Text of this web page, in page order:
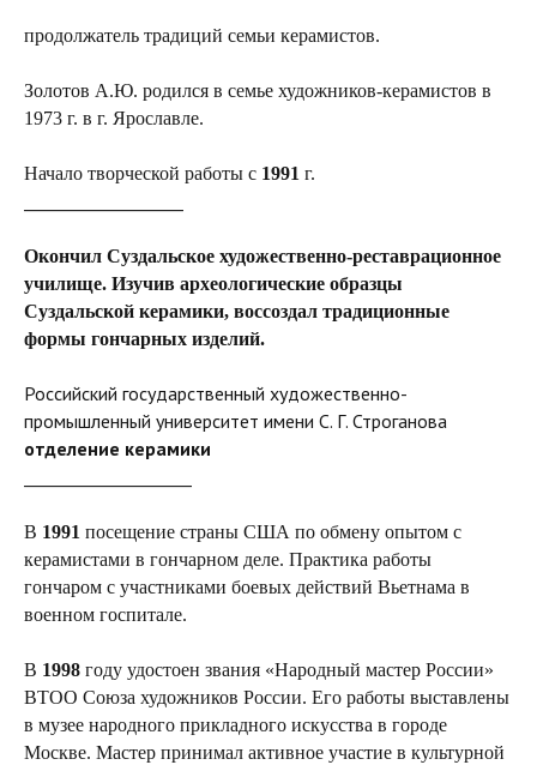
продолжатель традиций семьи керамистов.
Золотов А.Ю. родился в семье художников-керамистов в
1973 г. в г. Ярославле.
Начало творческой работы с 1991 г.
Окончил Суздальское художественно-реставрационное
училище. Изучив археологические образцы
Суздальской керамики, воссоздал традиционные
формы гончарных изделий.
Российский государственный художественно-
промышленный университет имени С. Г. Строганова
отделение керамики
В 1991 посещение страны США по обмену опытом с
керамистами в гончарном деле. Практика работы
гончаром с участниками боевых действий Вьетнама в
военном госпитале.
В 1998 году удостоен звания «Народный мастер России»
ВТОО Союза художников России. Его работы выставлены
в музее народного прикладного искусства в городе
Москве. Мастер принимал активное участие в культурной